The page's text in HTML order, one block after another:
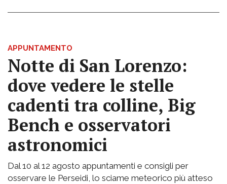
APPUNTAMENTO
Notte di San Lorenzo:
dove vedere le stelle
cadenti tra colline, Big
Bench e osservatori
astronomici
Dal 10 al 12 agosto appuntamenti e consigli per
osservare le Perseidi, lo sciame meteorico più atteso